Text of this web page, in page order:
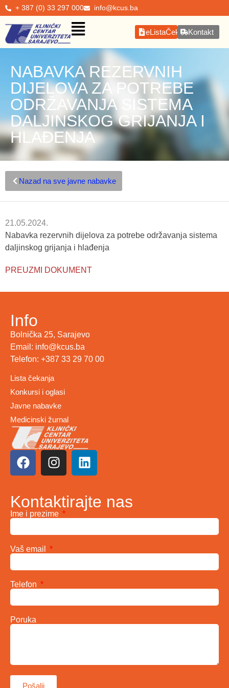
+ 387 (0) 33 297 000 info@kcus.ba
eListaČekanjaKontakt
NABAVKA REZERVNIH
DIJELOVA ZA POTREBE
ODRŽAVANJA SISTEMA
DALJINSKOG GRIJANJA I
HLAĐENJA
Nazad na sve javne nabavke
21.05.2024.
Nabavka rezervnih dijelova za potrebe održavanja sistema
daljinskog grijanja i hlađenja
PREUZMI DOKUMENT
Info
Bolnička 25, Sarajevo
Email: info@kcus.ba
Telefon: +387 33 29 70 00
Lista čekanja
Konkursi i oglasi
Javne nabavke
Medicinski žurnal
Kontaktirajte nas
Ime i prezime
Vaš email
Telefon
Poruka
Pošalji